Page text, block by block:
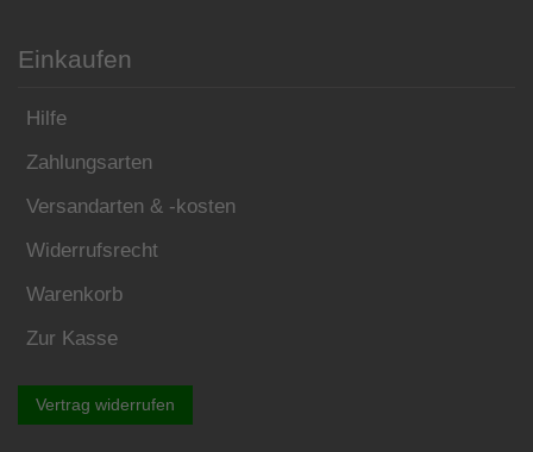
Einkaufen
Hilfe
Zahlungsarten
Versandarten & -kosten
Widerrufsrecht
Warenkorb
Zur Kasse
Vertrag widerrufen